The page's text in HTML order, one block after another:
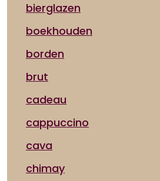
bierglazen
boekhouden
borden
brut
cadeau
cappuccino
cava
chimay